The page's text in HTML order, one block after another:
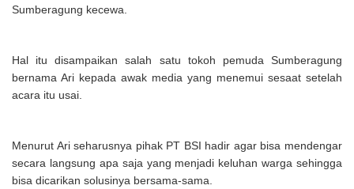
Sumberagung kecewa.
Hal itu disampaikan salah satu tokoh pemuda Sumberagung
bernama Ari kepada awak media yang menemui sesaat setelah
acara itu usai.
Menurut Ari seharusnya pihak PT BSI hadir agar bisa mendengar
secara langsung apa saja yang menjadi keluhan warga sehingga
bisa dicarikan solusinya bersama-sama.